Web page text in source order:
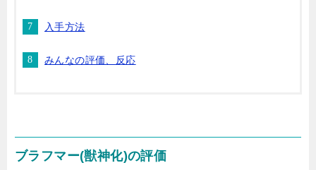
入手方法
みんなの評価、反応
ブラフマー(獣神化)の評価